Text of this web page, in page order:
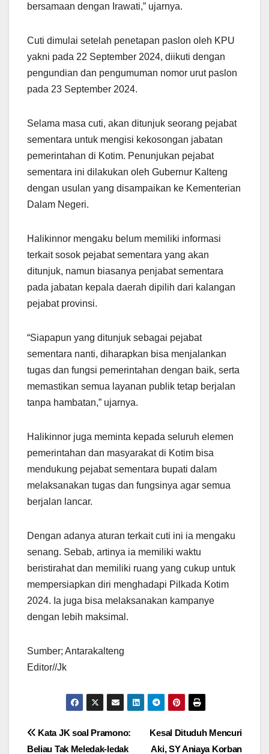
bersamaan dengan Irawati,” ujarnya.
Cuti dimulai setelah penetapan paslon oleh KPU
yakni pada 22 September 2024, diikuti dengan
pengundian dan pengumuman nomor urut paslon
pada 23 September 2024.
Selama masa cuti, akan ditunjuk seorang pejabat
sementara untuk mengisi kekosongan jabatan
pemerintahan di Kotim. Penunjukan pejabat
sementara ini dilakukan oleh Gubernur Kalteng
dengan usulan yang disampaikan ke Kementerian
Dalam Negeri.
Halikinnor mengaku belum memiliki informasi
terkait sosok pejabat sementara yang akan
ditunjuk, namun biasanya penjabat sementara
pada jabatan kepala daerah dipilih dari kalangan
pejabat provinsi.
“Siapapun yang ditunjuk sebagai pejabat
sementara nanti, diharapkan bisa menjalankan
tugas dan fungsi pemerintahan dengan baik, serta
memastikan semua layanan publik tetap berjalan
tanpa hambatan,” ujarnya.
Halikinnor juga meminta kepada seluruh elemen
pemerintahan dan masyarakat di Kotim bisa
mendukung pejabat sementara bupati dalam
melaksanakan tugas dan fungsinya agar semua
berjalan lancar.
Dengan adanya aturan terkait cuti ini ia mengaku
senang. Sebab, artinya ia memiliki waktu
beristirahat dan memiliki ruang yang cukup untuk
mempersiapkan diri menghadapi Pilkada Kotim
2024. Ia juga bisa melaksanakan kampanye
dengan lebih maksimal.
Sumber; Antarakalteng
Editor//Jk
Navigasi
Kesal Dituduh Mencuri
Aki, SY Aniaya Korban
Kata JK soal Pramono:
Beliau Tak Meledak-ledak